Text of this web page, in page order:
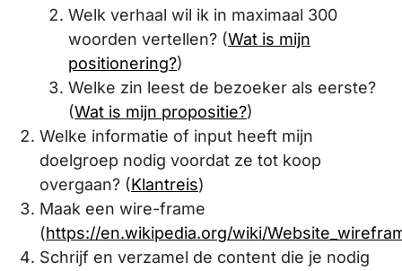
Welk verhaal wil ik in maximaal 300
woorden vertellen? (Wat is mijn
positionering?)
Welke zin leest de bezoeker als eerste?
(Wat is mijn propositie?)
Welke informatie of input heeft mijn
doelgroep nodig voordat ze tot koop
overgaan? (Klantreis)
Maak een wire-frame
(https://en.wikipedia.org/wiki/
Schrijf en verzamel de content die je nodig